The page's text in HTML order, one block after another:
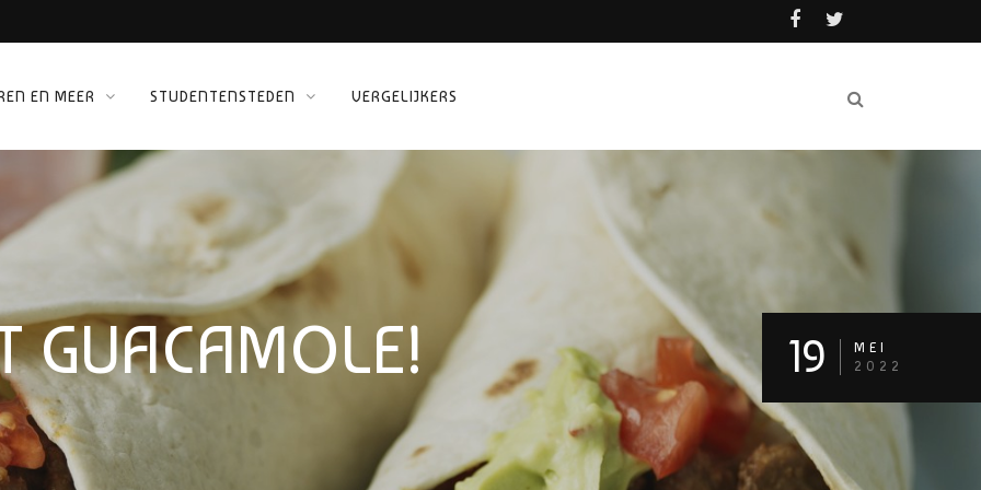
EN MEER STUDENTENSTEDEN VERGELIJKERS
GUACAMOLE! 19
MEI
2022